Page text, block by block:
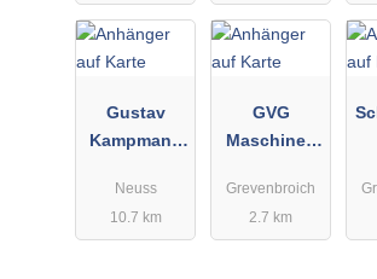
Gustav
Kampmann
Neuss
10.7 km
GVG
Maschinen
Verkauf
Ersatzteile
Grevenbroich
2.7 km